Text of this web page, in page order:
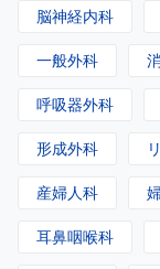
脳神経内科
一般外科
呼吸器外科
形成外科
産婦人科
耳鼻咽喉科